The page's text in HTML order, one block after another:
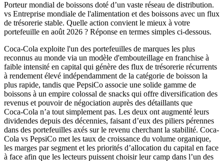
Porteur mondial de boissons doté d’un vaste réseau de distribution.
vs Entreprise mondiale de l'alimentation et des boissons avec un flux
de trésorerie stable. Quelle action convient le mieux à votre
portefeuille en août 2026 ? Réponse en termes simples ci-dessous.
Coca‑Cola exploite l'un des portefeuilles de marques les plus
reconnus au monde via un modèle d'embouteillage en franchise à
faible intensité en capital qui génère des flux de trésorerie récurrents
à rendement élevé indépendamment de la catégorie de boisson la
plus rapide, tandis que PepsiCo associe une solide gamme de
boissons à un empire colossal de snacks qui offre diversification des
revenus et pouvoir de négociation auprès des détaillants que
Coca‑Cola n’a tout simplement pas. Les deux ont augmenté leurs
dividendes depuis des décennies, faisant d’eux des piliers pérennes
dans des portefeuilles axés sur le revenu cherchant la stabilité. Coca-
Cola vs PepsiCo met les taux de croissance du volume organique,
les marges par segment et les priorités d’allocation du capital en face
à face afin que les lecteurs puissent choisir leur camp dans l’un des